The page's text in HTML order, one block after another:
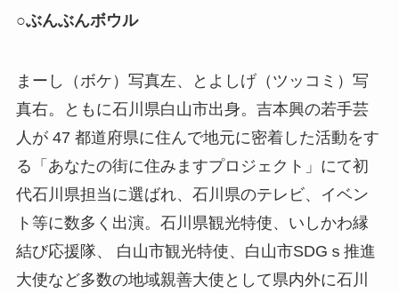
○ぶんぶんボウル
まーし（ボケ）写真左、とよしげ（ツッコミ）写
真右。ともに石川県白山市出身。吉本興の若手芸
人が 47 都道府県に住んで地元に密着した活動をす
る「あなたの街に住みますプロジェクト」にて初
代石川県担当に選ばれ、石川県のテレビ、イベン
ト等に数多く出演。石川県観光特使、いしかわ縁
結び応援隊、 白山市観光特使、白山市SDGｓ推進
大使など多数の地域親善大使として県内外に石川